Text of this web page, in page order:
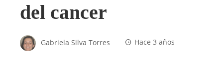
del cancer
Gabriela Silva Torres Hace 3 años